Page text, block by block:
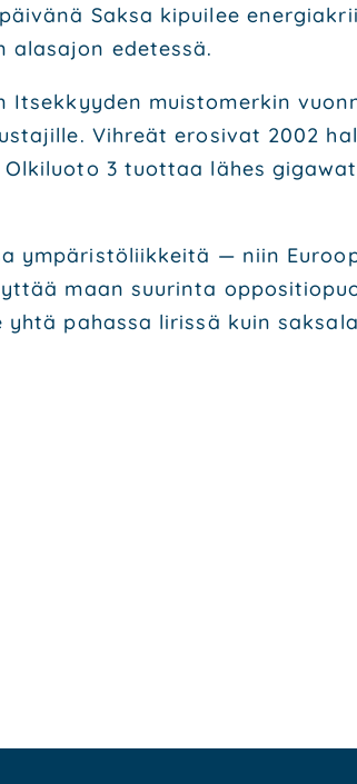
Sak­sa kipui­lee
alas­ajon ede­tes­sä.
Itsek­kyy­den muis­to­mer­kin
Vih­reät ero­si­vat 2002
3 tuot­taa lähes
ympä­ris­tö­liik­kei­tä — niin
maan suu­rin­ta
pahas­sa liris­sä kuin